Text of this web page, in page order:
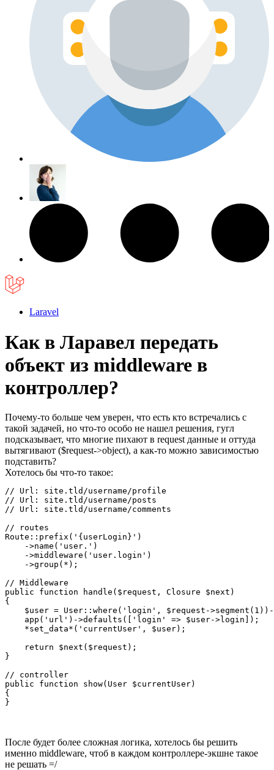
Laravel
Как в Ларавел передать
объект из middleware в
контроллер?
Почему-то больше чем уверен, что есть кто встречались с
такой задачей, но что-то особо не нашел решения, гугл
подсказывает, что многие пихают в request данные и оттуда
вытягивают ($request->object), а как-то можно зависимостью
подставить?
Хотелось бы что-то такое:
// Url: site.tld/username/profile
// Url: site.tld/username/posts
// Url: site.tld/username/comments
// routes
Route::prefix('{userLogin}')
    ->name('user.')
    ->middleware('user.login')
    ->group(*);
// Middleware
public function handle($request, Closure $next)
{
$user = User::where('login', $request-
    app('url')->defaults(['login' => $user->login]);
    *set_data*('currentUser', $user);
    return $next($request);
}
// controller
public function show(User $currentUser)
{
}
После будет более сложная логика, хотелось бы решить
именно middleware, чтоб в каждом контроллере-экшне такое
не решать =/